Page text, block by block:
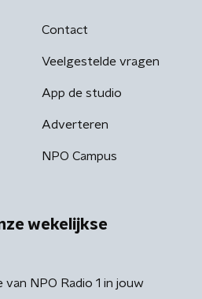
Contact
Veelgestelde vragen
App de studio
Adverteren
NPO Campus
wekelijkse
NPO Radio 1 in jouw